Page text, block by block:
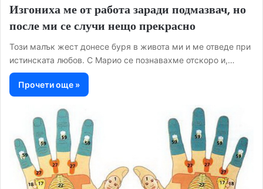
Изгониха ме от работа заради подмазвач, но
после ми се случи нещо прекрасно
Този малък жест донесе буря в живота ми и ме отведе при
истинската любов. С Марио се познавахме отскоро и,…
Прочети още »